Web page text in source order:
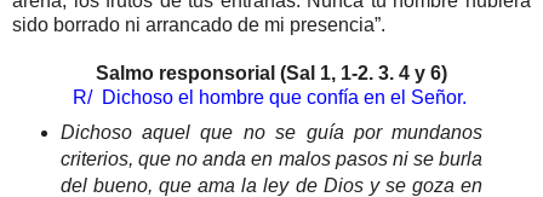
sido borrado ni arrancado de mi presencia”.
Salmo responsorial (Sal 1, 1-2. 3. 4 y 6)
R/ Dichoso el hombre que confía en el Señor.
Dichoso aquel que no se guía por mundanos
criterios, que no anda en malos pasos ni se burla
del bueno, que ama la ley de Dios y se goza en